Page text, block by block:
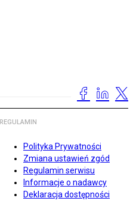
REGULAMIN
Polityka Prywatności
Zmiana ustawień zgód
Regulamin serwisu
Informacje o nadawcy
Deklaracja dostępności